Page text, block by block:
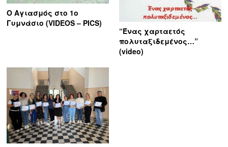
Ο Αγιασμός στο 1ο
Γυμνάσιο (VIDEOS – PICS)
“Ένας χαρταετός
πολυταξιδεμένος…”
(video)